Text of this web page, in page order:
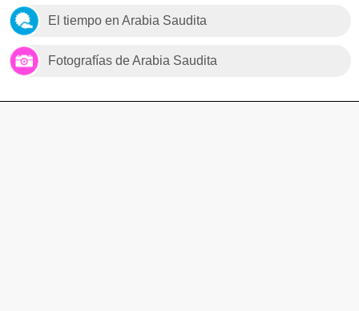
El tiempo en Arabia Saudita
Fotografías de Arabia Saudita